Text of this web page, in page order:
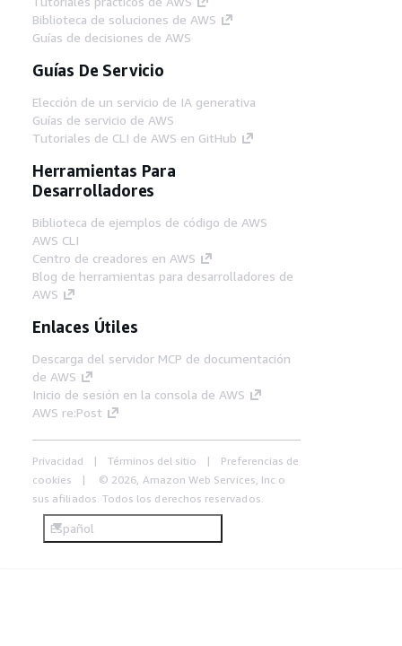
Biblioteca de soluciones de AWS
Guías de decisiones de AWS
Guías De Servicio
Elección de un servicio de IA generativa
Guías de servicio de AWS
Tutoriales de CLI de AWS en GitHub
Herramientas Para
Desarrolladores
Biblioteca de ejemplos de código de AWS
AWS CLI
Centro de creadores en AWS
Blog de herramientas para desarrolladores de
AWS
Enlaces Útiles
Descarga del servidor MCP de documentación
de AWS
Inicio de sesión en la consola de AWS
AWS re:Post
Privacidad Términos del sitio
Preferencias de
cookies
© 2026, Amazon Web Services, Inc o
sus afiliados. Todos los derechos reservados.
Español